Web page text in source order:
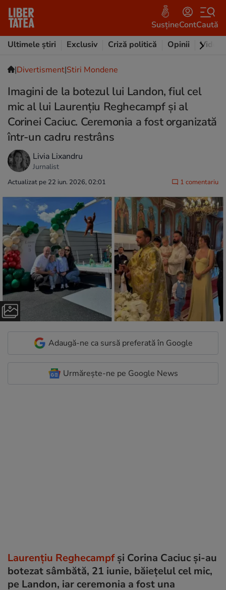
SusțineContCaută
Ultimele știri
Exclusiv Criză politică Opinii Video
|Divertisment|Stiri Mondene
Imagini de la botezul lui Landon, fiul cel
mic al lui Laurențiu Reghecampf și al
Corinei Caciuc. Ceremonia a fost organizată
într-un cadru restrâns
Livia Lixandru
Jurnalist
Actualizat pe 22 iun. 2026, 02:01 1 comentariu
Adaugă-ne ca sursă preferată în Google
Urmărește-ne pe Google News
Laurențiu Reghecampfși Corina Caciuc și-au
botezat sâmbătă, 21 iunie, băiețelul cel mic,
pe Landon, iar ceremonia a fost una